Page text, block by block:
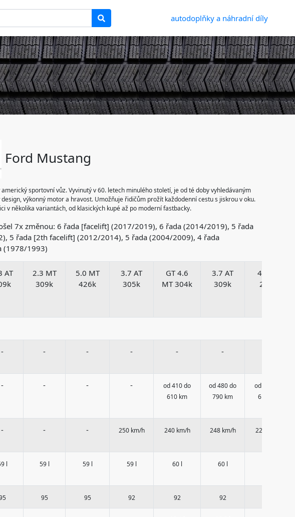
autodoplňky a náhradní díly
Ford Mustang
sportovní vůz. Vyvinutý v 60. letech minulého století, je od té doby vyhledávaným
výkonný motor a hravost. Umožňuje řidičům prožít každodenní cestu s jiskrou v oku.
v několika variantách, od klasických kupé až po moderní fastbacky.
7x změnou: 6 řada [facelift] (2017/2019), 6 řada (2014/2019), 5 řada
5 řada [2th facelift] (2012/2014), 5 řada (2004/2009), 4 řada
(1978/1993)
AT
2.3 MT
309k
5.0 MT
426k
3.7 AT
305k
GT 4.6
MT 304k
3.7 AT
309k
4.0 AT
213k
- - - - - -
- - - -
od 410 do
610 km
od 480 do
790 km
od 410 do
610 km
- - - 250 km/h 240 km/h 248 km/h 223 km/h
l 59 l 59 l 59 l 60 l 60 l
95 95 92 92 92